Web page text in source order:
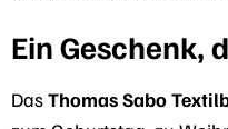
Ein Geschenk,
DasThomas Sabo